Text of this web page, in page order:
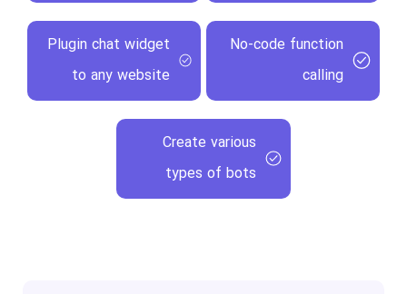
No-code function
calling
Plugin chat widget
to any website
Create various
types of bots